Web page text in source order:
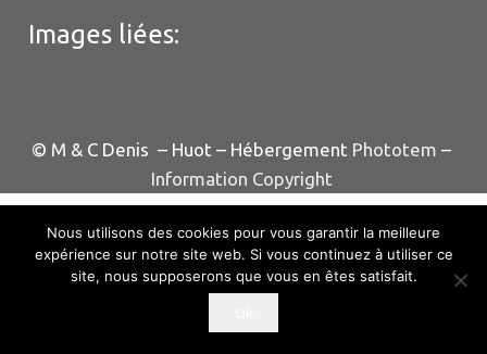
Images liées:
© M & C Denis – Huot – Hébergement Phototem –
Information Copyright
Nous utilisons des cookies pour vous garantir la meilleure
expérience sur notre site web. Si vous continuez à utiliser ce
site, nous supposerons que vous en êtes satisfait.